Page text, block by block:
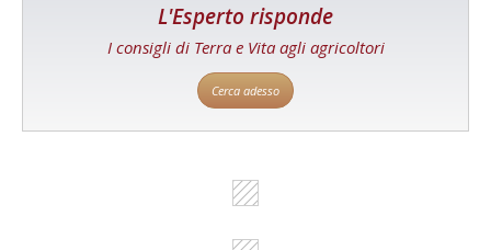
L'Esperto risponde
I consigli di Terra e Vita agli agricoltori
Cerca adesso